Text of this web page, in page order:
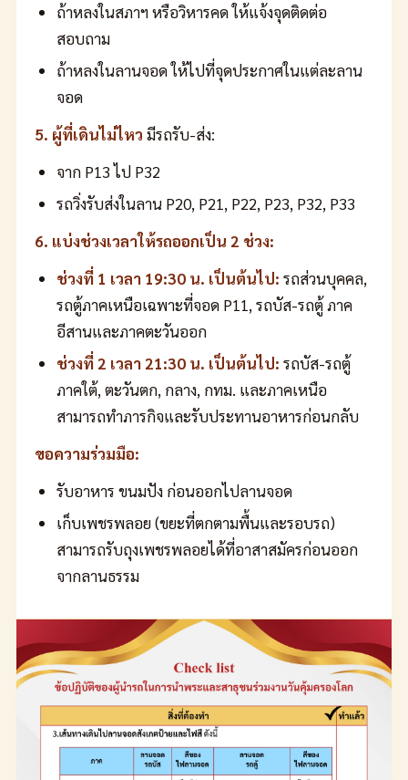
ถ้าหลงในสภาฯ หรือวิหารคด ให้แจ้งจุดติดต่อ
สอบถาม
ถ้าหลงในลานจอด ให้ไปที่จุดประกาศในแต่ละลาน
จอด
5. ผู้ที่เดินไม่ไหว มีรถรับ-ส่ง:
จาก P13 ไป P32
รถวิ่งรับส่งในลาน P20, P21, P22, P23, P32, P33
6. แบ่งช่วงเวลาให้รถออกเป็น 2 ช่วง:
ช่วงที่ 1 เวลา 19:30 น. เป็นต้นไป: รถส่วนบุคคล,
รถตู้ภาคเหนือเฉพาะที่จอด P11, รถบัส-รถตู้ ภาค
อีสานและภาคตะวันออก
ช่วงที่ 2 เวลา 21:30 น. เป็นต้นไป: รถบัส-รถตู้
ภาคใต้, ตะวันตก, กลาง, กทม. และภาคเหนือ
สามารถทำภารกิจและรับประทานอาหารก่อนกลับ
ขอความร่วมมือ:
รับอาหาร ขนมปัง ก่อนออกไปลานจอด
เก็บเพชรพลอย (ขยะที่ตกตามพื้นและรอบรถ)
สามารถรับถุงเพชรพลอยได้ที่อาสาสมัครก่อนออก
จากลานธรรม